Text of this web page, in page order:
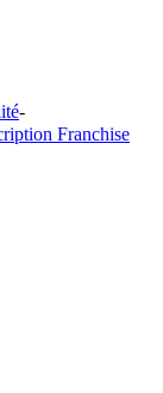
-
Franchise